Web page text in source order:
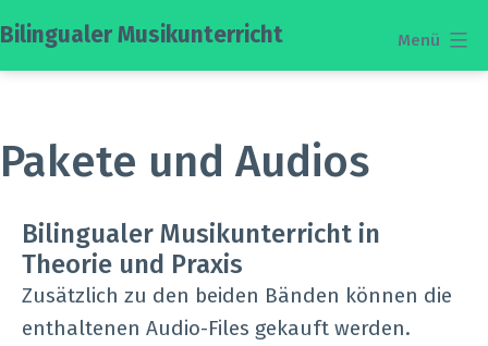
Inhalt
springen
Bilingualer Musikunterricht Menü
Pakete und Audios
Bilingualer Musikunterricht in
Theorie und Praxis
Zusätzlich zu den beiden Bänden können die
enthaltenen Audio-Files gekauft werden.